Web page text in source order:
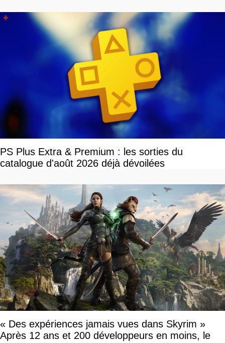
PS Plus Extra & Premium : les sorties du
catalogue d'août 2026 déjà dévoilées
« Des expériences jamais vues dans Skyrim »
Après 12 ans et 200 développeurs en moins, le